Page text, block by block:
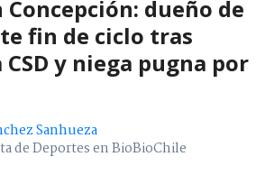
Concepción: dueño de
fin de ciclo tras
y niega pugna por
Sanhueza
de Deportes en BioBioChile